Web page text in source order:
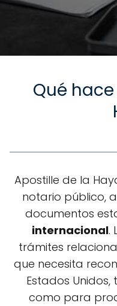
Qué
Apostille de la
notario público,
documentos
internacional.
trámites
que necesita
Estados
como para